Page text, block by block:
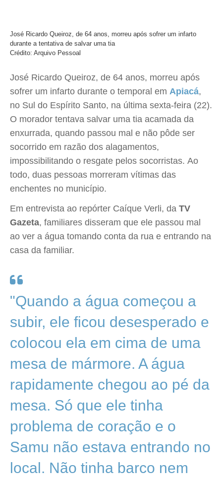
José Ricardo Queiroz, de 64 anos, morreu após sofrer um infarto
durante a tentativa de salvar uma tia
Crédito: Arquivo Pessoal
José Ricardo Queiroz, de 64 anos, morreu após
sofrer um infarto durante o temporal em Apiacá,
no Sul do Espírito Santo, na última sexta-feira (22).
O morador tentava salvar uma tia acamada da
enxurrada, quando passou mal e não pôde ser
socorrido em razão dos alagamentos,
impossibilitando o resgate pelos socorristas. Ao
todo, duas pessoas morreram vítimas das
enchentes no município.
Em entrevista ao repórter Caíque Verli, da TV
Gazeta, familiares disseram que ele passou mal
ao ver a água tomando conta da rua e entrando na
casa da familiar.
"Quando a água começou a
subir, ele ficou desesperado e
colocou ela em cima de uma
mesa de mármore. A água
rapidamente chegou ao pé da
mesa. Só que ele tinha
problema de coração e o
Samu não estava entrando no
local. Não tinha barco nem